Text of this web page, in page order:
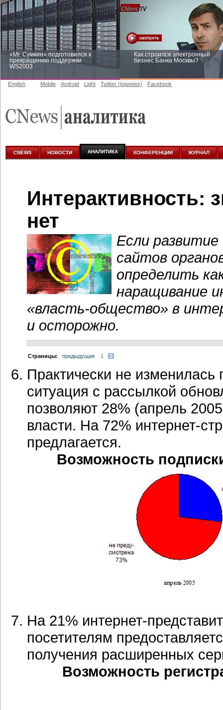
«Mr. Сумкин» подготовился к
прекращению поддержки
WS2003
Как строился электронный
бизнес Банка Москвы?
аналитике
English Mobile Android Light Twitter (topnews) Facebook
CNEWS НОВОСТИ АНАЛИТИКА КОНФЕРЕНЦИИ ЖУРНАЛ
Интерактивность:
нет
Если
сайтов
определить
наращивание
«власть-общество» в
и осторожно.
Cтраницы: предыдущая 1 2
Практически не
ситуация с рассылкой
позволяют 28% (апрель
власти. На 72% интернет-
предлагается.
Возможность
На 21% интернет-
посетителям
получения расширенных
Возможность